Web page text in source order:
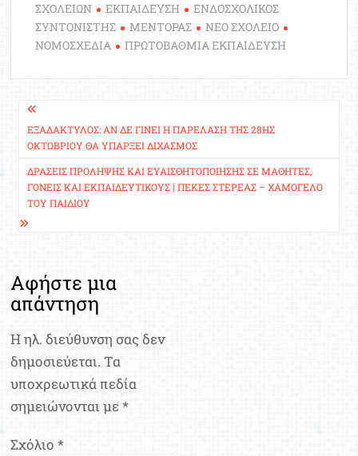
ΣΧΟΛΕΙΩΝ
ΕΚΠΑΙΔΕΥΣΗ
ΕΝΔΟΣΧΟΛΙΚΟΣ
ΣΥΝΤΟΝΙΣΤΗΣ
ΜΕΝΤΟΡΑΣ
ΝΕΟ ΣΧΟΛΕΙΟ
ΝΟΜΟΣΧΕΔΙΑ
ΠΡΩΤΟΒΑΘΜΙΑ ΕΚΠΑΙΔΕΥΣΗ
Πλοήγηση
άρθρων
ΕΞΑΔΆΚΤΥΛΟΣ: ΑΝ ΔΕ ΓΊΝΕΙ Η ΠΑΡΈΛΑΣΗ ΤΗΣ 28ΗΣ
ΟΚΤΩΒΡΊΟΥ ΘΑ ΥΠΆΡΞΕΙ ΔΙΧΑΣΜΌΣ
ΔΡΆΣΕΙΣ ΠΡΌΛΗΨΗΣ ΚΑΙ ΕΥΑΙΣΘΗΤΟΠΟΊΗΣΗΣ ΣΕ ΜΑΘΗΤΈΣ,
ΓΟΝΕΊΣ ΚΑΙ ΕΚΠΑΙΔΕΥΤΙΚΟΎΣ | ΠΕΚΕΣ ΣΤΕΡΕΆΣ – ΧΑΜΌΓΕΛΟ
ΤΟΥ ΠΑΙΔΙΟΎ
Αφήστε μια
απάντηση
Η ηλ. διεύθυνση σας δεν
δημοσιεύεται. Τα
υποχρεωτικά πεδία
σημειώνονται με*
Σχόλιο*